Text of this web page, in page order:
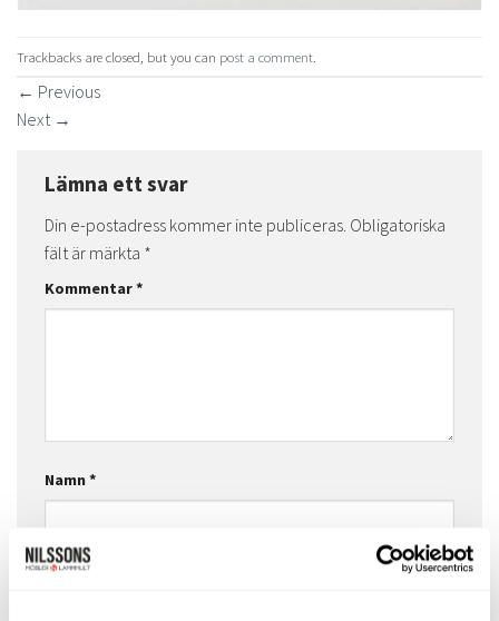
Trackbacks are closed, but you can post a comment
← Previous
Next →
Lämna ett svar
Din e-postadress kommer inte publiceras. Obligatoriska
fält är märkta *
Kommentar*
Namn*